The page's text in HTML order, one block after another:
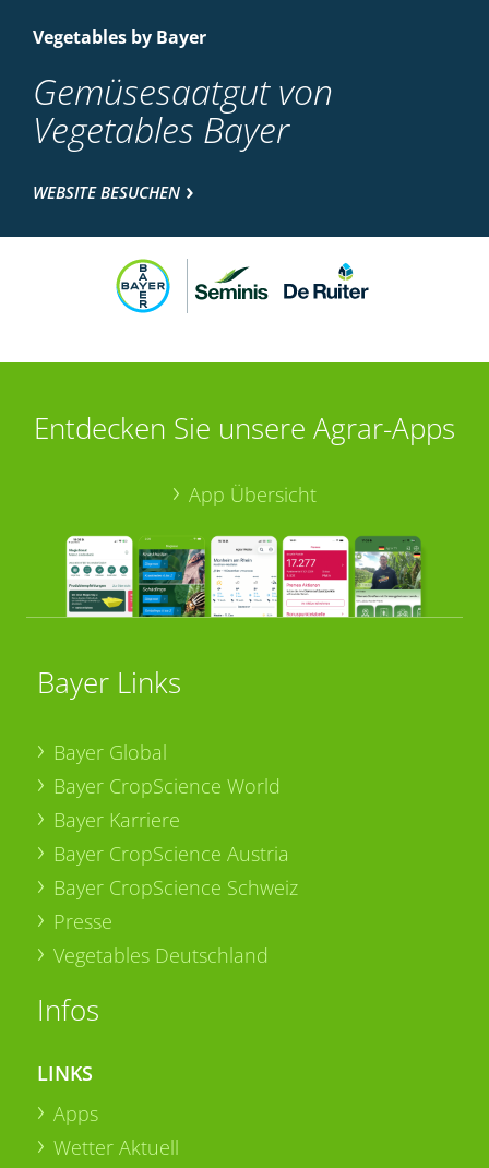
Vegetables by Bayer
Gemüsesaatgut von
Vegetables Bayer
WEBSITE BESUCHEN
Entdecken Sie unsere Agrar-Apps
App Übersicht
Bayer Links
Bayer Global
Bayer CropScience World
Bayer Karriere
Bayer CropScience Austria
Bayer CropScience Schweiz
Presse
Vegetables Deutschland
Infos
LINKS
Apps
Wetter Aktuell